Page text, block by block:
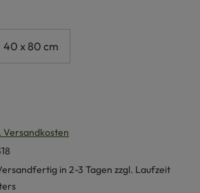
40 x 80 cm
Versandkosten
in 2-3 Tagen zzgl. Laufzeit